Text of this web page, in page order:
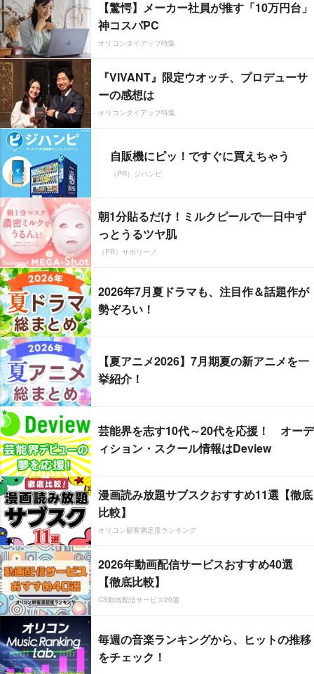
【驚愕】メーカー社員が推す「10万円台」
神コスパPC
オリコンタイアップ特集
『VIVANT』限定ウオッチ、プロデューサ
ーの感想は
オリコンタイアップ特集
自販機にピッ！ですぐに買えちゃう
（PR）ジハンピ
朝1分貼るだけ！ミルクピールで一日中ず
っとうるツヤ肌
（PR）サボリーノ
2026年7月夏ドラマも、注目作＆話題作が
勢ぞろい！
【夏アニメ2026】7月期夏の新アニメを一
挙紹介！
芸能界を志す10代～20代を応援！ オーデ
ィション・スクール情報はDeview
漫画読み放題サブスクおすすめ11選【徹底
比較】
オリコン顧客満足度ランキング
2026年動画配信サービスおすすめ40選
【徹底比較】
CS動画配信サービス20選
毎週の音楽ランキングから、ヒットの推移
をチェック！